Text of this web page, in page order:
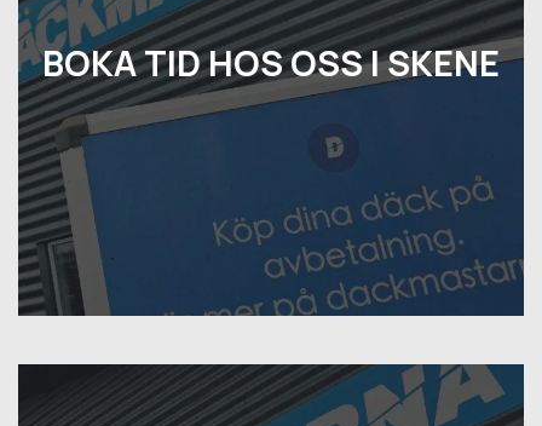
BOKA TID HOS OSS I SKENE